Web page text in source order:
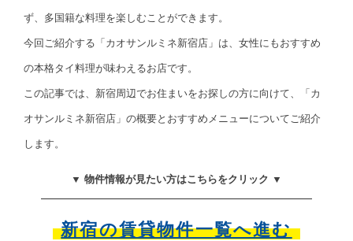
ず、多国籍な料理を楽しむことができます。
今回ご紹介する「カオサンルミネ新宿店」は、女性にもおすすめ
の本格タイ料理が味わえるお店です。
この記事では、新宿周辺でお住まいをお探しの方に向けて、「カ
オサンルミネ新宿店」の概要とおすすめメニューについてご紹介
します。
▼ 物件情報が見たい方はこちらをクリック ▼
新宿の賃貸物件一覧へ進む